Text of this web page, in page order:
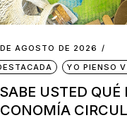
AGOSTO DE 2026
YO PIENSO
USTED QUÉ